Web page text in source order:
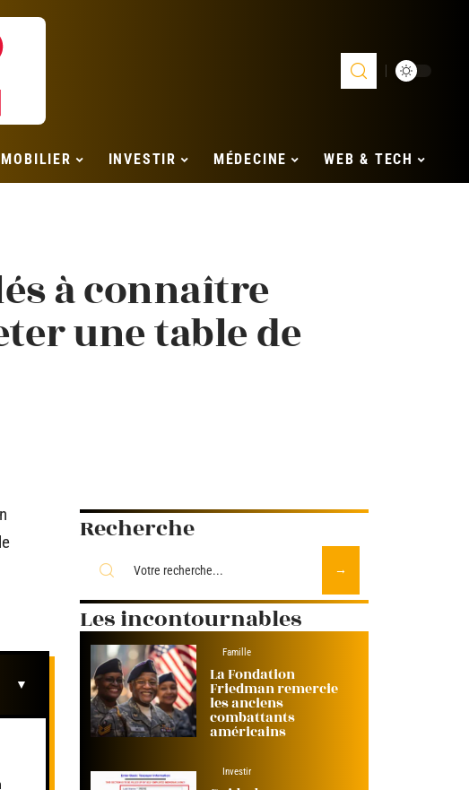
INVESTIR MÉDECINE WEB & TECH
à connaître
une table de
Recherche
Les incontournables
Famille
La Fondation
Friedman remercie
les anciens
combattants
américains
Investir